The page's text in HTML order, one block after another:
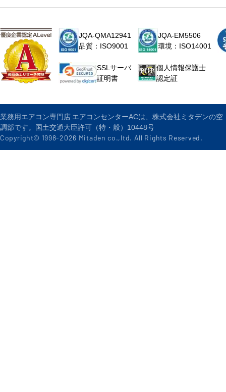
JQA-QMA12941
品質：ISO9001
JQA-EM5506
環境：ISO14001
SSLサーバ
証明書
個人情報保護士
認定証
業務用エアコン専門店 エアコンセンターACは、株式会社ミタデンの空
調部です。国土交通大臣許可（特・般）10448号
Copyright© 1998-2026 Mitaden co.,ltd. All Rights Reserved.